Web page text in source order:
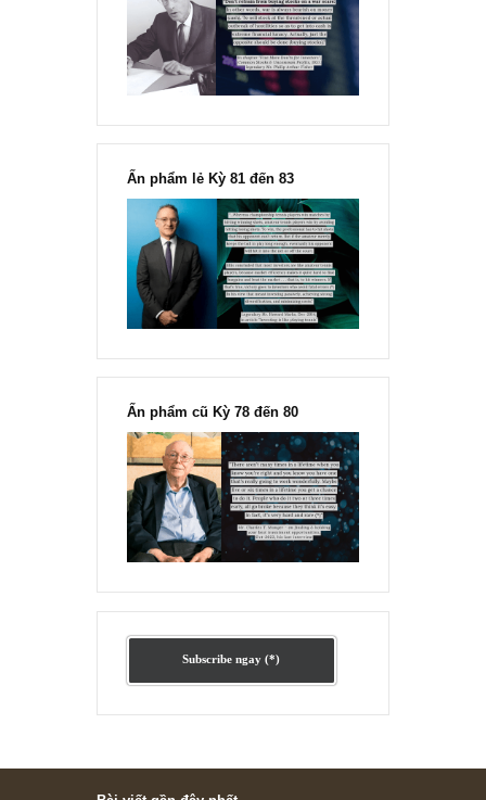
“Đừng sợ mua cổ phiếu dài hạn
chỉ vì chiến tranh”, ngài Philip
Fisher
Ấn phẩm lẻ Kỳ 81 đến 83